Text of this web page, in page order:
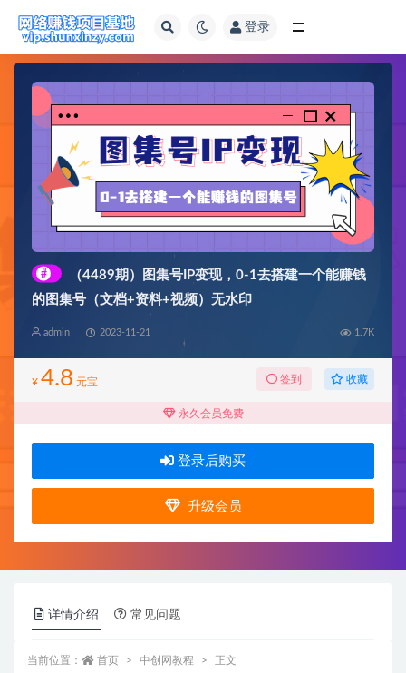
登录
#
（4489期）图集号IP变现，0-1去搭建一个能赚钱
的图集号（文档+资料+视频）无水印
admin 2023-11-21 1.7K
¥ 4.8 元宝 签到 收藏
永久会员免费
登录后购买
升级会员
详情介绍 常见问题
当前位置： 首页 中创网教程 正文